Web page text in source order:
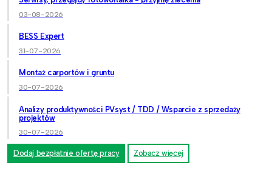
03-08-2026
BESS Expert
31-07-2026
Montaż carportów i gruntu
30-07-2026
Analizy produktywności PVsyst / TDD / Wsparcie z sprzedaży
projektów
30-07-2026
Dodaj bezpłatnie ofertę pracy Zobacz więcej